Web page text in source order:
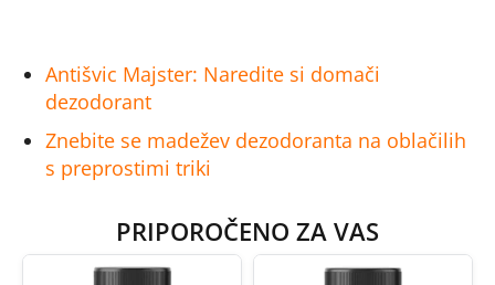
Antišvic Majster: Naredite si domači
dezodorant
Znebite se madežev dezodoranta na oblačilih
s preprostimi triki
PRIPOROČENO ZA VAS